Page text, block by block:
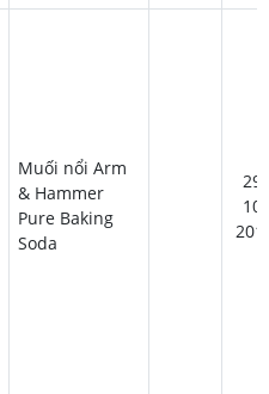
Muối nổi Arm
& Hammer
Pure Baking
Soda
29-
10-